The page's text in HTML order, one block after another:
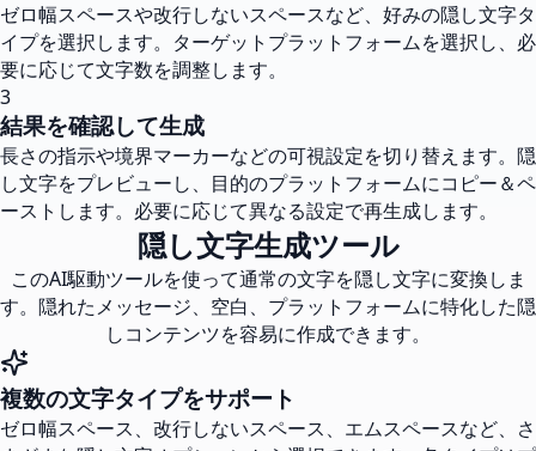
ゼロ幅スペースや改行しないスペースなど、好みの隠し文字タ
イプを選択します。ターゲットプラットフォームを選択し、必
要に応じて文字数を調整します。
3
結果を確認して生成
長さの指示や境界マーカーなどの可視設定を切り替えます。隠
し文字をプレビューし、目的のプラットフォームにコピー＆ペ
ーストします。必要に応じて異なる設定で再生成します。
隠し文字生成ツール
このAI駆動ツールを使って通常の文字を隠し文字に変換しま
す。隠れたメッセージ、空白、プラットフォームに特化した隠
しコンテンツを容易に作成できます。
複数の文字タイプをサポート
ゼロ幅スペース、改行しないスペース、エムスペースなど、さ